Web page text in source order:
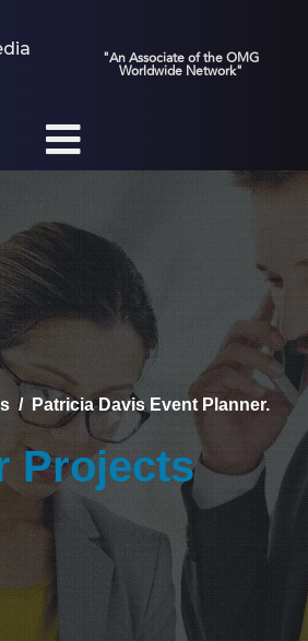
"An Associate of the OMG
Worldwide Network"
Patricia Davis Event Planner.
Projects